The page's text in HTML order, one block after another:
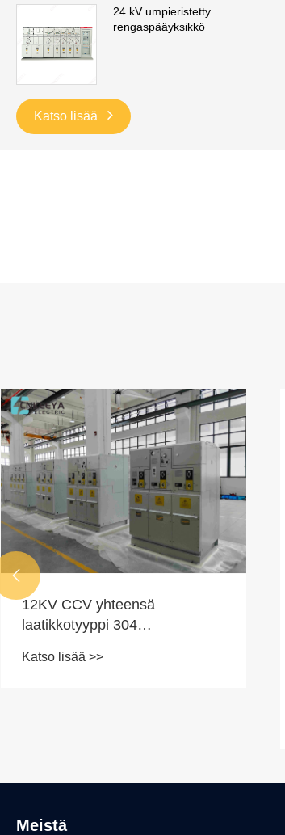
24 kV umpieristetty
rengaspääyksikkö
Katso lisää
12KV CCV yhteensä
laatikkotyyppi 304
toimitettiin onnistuneesti
Katso lisää >>

Meistä